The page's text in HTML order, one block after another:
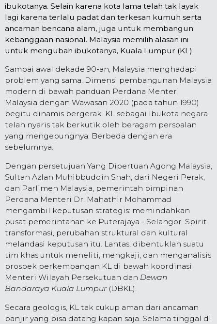
ibukotanya. Selain karena kota lama telah tak layak
lagi karena terlalu padat dan terkesan kumuh serta
ancaman bencana alam, juga untuk membangun
kebanggaan nasional. Malaysia memilih alasan ini
untuk mengubah ibukotanya, Kuala Lumpur (KL).
Sampai awal dekade 90-an, Malaysia menghadapi
problem yang sama. Dimensi pembangunan Malaysia
modern di bawah panduan Perdana Menteri
Malaysia dengan Wawasan 2020 (pada tahun 1990)
begitu dinamis bergerak. KL sebagai ibukota negara
telah nyaris tak berkutik oleh beragam persoalan
yang mengepungnya. Berbeda dengan era
sebelumnya.
Dengan persetujuan Yang Dipertuan Agong Malaysia,
Sultan Azlan Muhibbuddin Shah, dari Negeri Perak,
dan Parlimen Malaysia, pemerintah pimpinan
Perdana Menteri Dr. Mahathir Mohammad
mengambil keputusan strategis: memindahkan
pusat pemerintahan ke Puterajaya - Selangor. Spirit
transformasi, perubahan struktural dan kultural
melandasi keputusan itu. Lantas, dibentuklah suatu
tim khas untuk meneliti, mengkaji, dan menganalisis
prospek perkembangan KL di bawah koordinasi
Menteri Wilayah Persekutuan dan Dewan
Bandaraya Kuala Lumpur(DBKL).
Secara geologis, KL tak cukup aman dari ancaman
banjir yang bisa datang kapan saja. Selama tinggal di